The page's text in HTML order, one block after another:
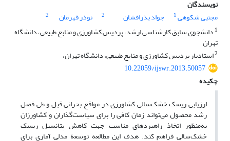
نویسندگان
مجتبی شکوهی1 جواد بذرافشان 2 نوذر قهرمان
2
1 دانشجوی سابق کارشناسی ارشد، پردیس کشاورزی و منابع طبیعی، دانشگاه
تهران
2استادیار پردیس کشاورزی و منابع طبیعی، دانشگاه تهران،
10.22059/ijswr.2013.50057
چکیده
ارزیابی ریسک خشک‌سالی کشاورزی در مواقع بحرانی قبل و طی فصل
رشد محصول می‌تواند زمان کافی را برای سیاست‌گذاران و کشاورزان
به‌منظور اتخاذ راهبرد‌های مناسب جهت کاهش پتانسیل ریسک
خشک‌سالی فراهم کند. هدف این مطالعه توسعة مدلی آماری برای